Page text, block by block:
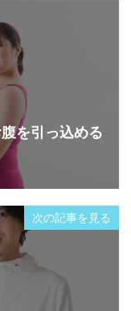
を引っ込める
次の記事を見る